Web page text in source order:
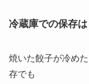
冷蔵庫での保存は
焼いた餃子が冷め
存でも